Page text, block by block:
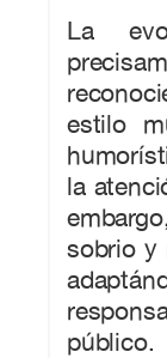
La
estilo
la
sobrio y
público.